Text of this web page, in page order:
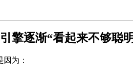
擎逐渐“看起来不够聪
为：